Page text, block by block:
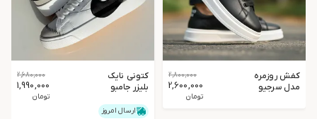
کفش روزمره
مدل سرجیو
2,800,000
2,600,000
تومان
کتونی نایک
بلیزر جامبو
2,680,000
1,990,000
تومان
ارسال امروز